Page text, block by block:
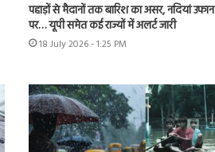
पहाड़ों से मैदानों तक बारिश का असर, नदियां उफान
पर… यूपी समेत कई राज्यों में अलर्ट जारी
18 July 2026 - 1:25 PM